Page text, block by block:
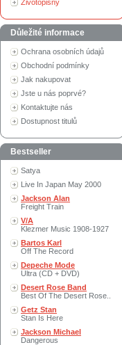
Životopisný
Důležité informace
Ochrana osobních údajů
Obchodní podmínky
Jak nakupovat
Jste u nás poprvé?
Kontaktujte nás
Dostupnost titulů
Bestseller
Satya
Live In Japan May 2000
Jackson Alan
Freight Train
V/A
Klezmer Music 1908-1927
Bartos Karl
Off The Record
Depeche Mode
Ultra (CD + DVD)
Desert Rose Band
Best Of The Desert Rose..
Getz Stan
Stan Is Here
Jackson Michael
Dangerous